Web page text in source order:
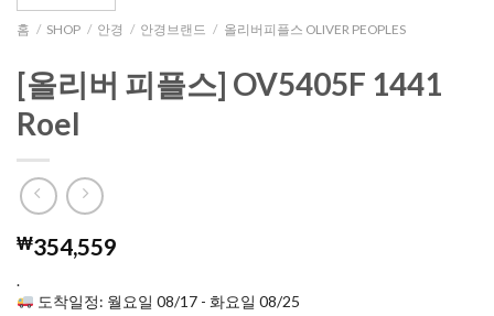
홈 / SHOP / 안경 / 안경브랜드 / 올리버피플스 OLIVER PEOPLES
[올리버 피플스] OV5405F 1441
Roel
₩354,559
.
도착일정: 월요일 08/17 - 화요일 08/25